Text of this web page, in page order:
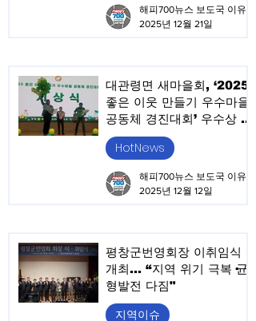
2025년 12월 21일
대관령면 새마을회, ‘2025
좋은 이웃 만들기 우수마을
공동체 경진대회’ 우수상 수
상새마을다방 중심의 지역
공동체 활성화 성과 인정받
아
HotNews
2025년 12월 12일
평창군번영회장 이취임식
개최… “지역 위기 극복·균
형발전 다짐"
지역이슈